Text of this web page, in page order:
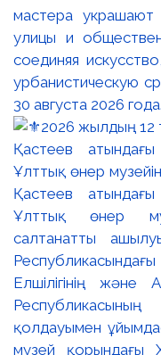
мастера
улицы и
соединяя
урбанистическую
30 августа 2026 года.